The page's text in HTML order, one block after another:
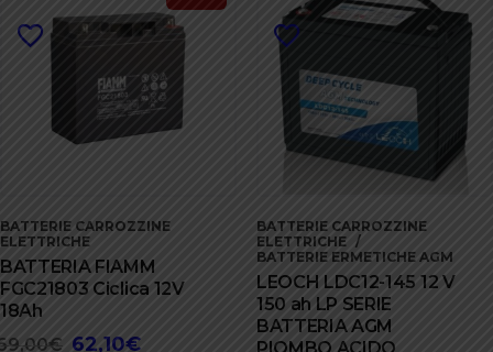
BATTERIE CARROZZINE
ELETTRICHE
BATTERIA FIAMM
FGC21803 Ciclica 12V
18Ah
€ Il
62,10€
BATTERIE CARROZZINE
ELETTRICHE
BATTERIE ERMETICHE AGM
LEOCH LDC12-145 12 V
150 ah LP SERIE
BATTERIA AGM